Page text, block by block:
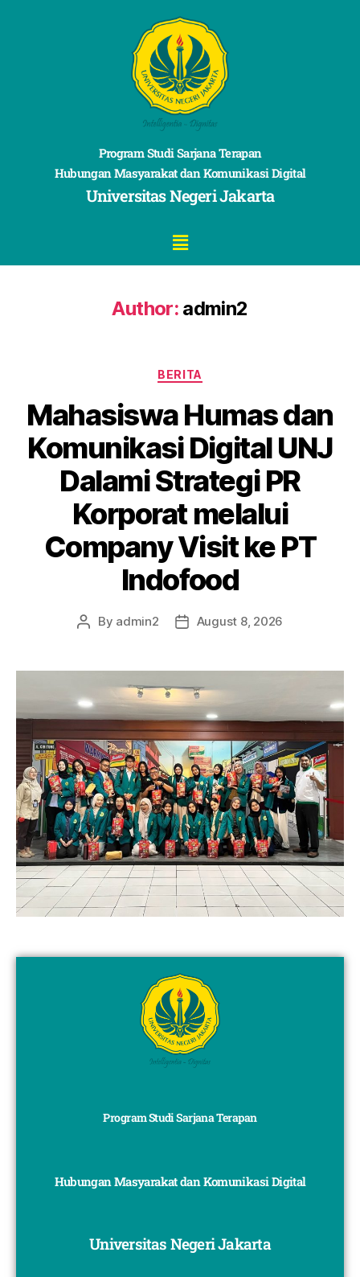
Program Studi Sarjana Terapan
Hubungan Masyarakat dan Komunikasi Digital
Universitas Negeri Jakarta
Author: admin2
BERITA
Mahasiswa Humas dan
Komunikasi Digital UNJ
Dalami Strategi PR
Korporat melalui
Company Visit ke PT
Indofood
By admin2 August 8, 2026
Program Studi Sarjana Terapan
Hubungan Masyarakat dan Komunikasi Digital
Universitas Negeri Jakarta